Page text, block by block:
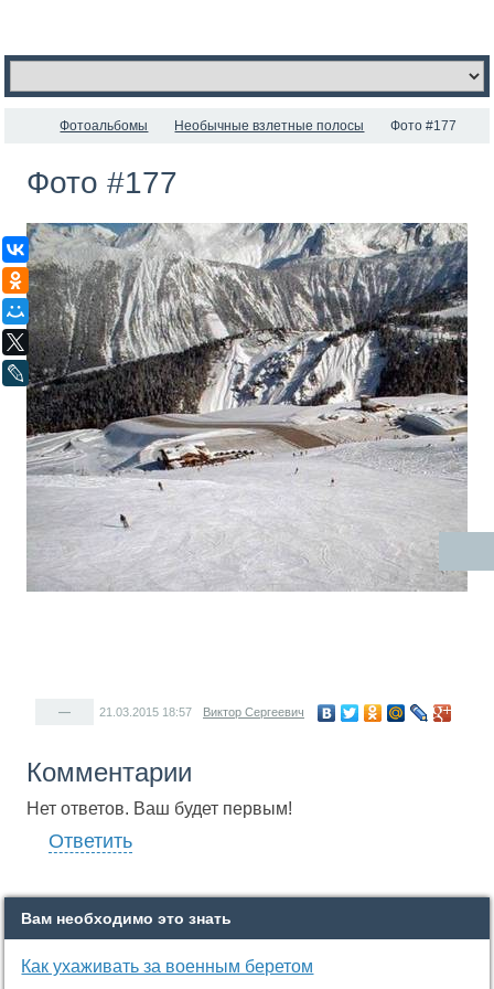
ВКонтакте
Одноклассники
Мой Мир
X
LiveJournal
Фотоальбомы Необычные взлетные полосы Фото #177
Фото #177
— 21.03.2015 18:57 Виктор Сергеевич
Комментарии
Нет ответов. Ваш будет первым!
Ответить
Вам необходимо это знать
Как ухаживать за военным беретом